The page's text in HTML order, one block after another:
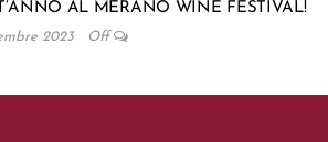
AL MERANO WINE FESTIVAL!
2023 Off